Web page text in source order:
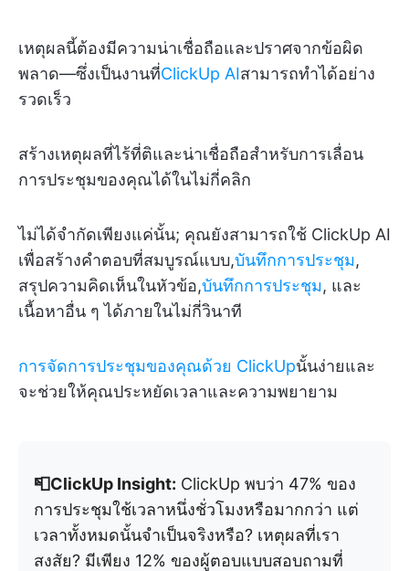
เหตุผลนี้ต้องมีความน่าเชื่อถือและปราศจากข้อผิด
พลาด—ซึ่งเป็นงานที่ClickUp AIสามารถทำได้อย่าง
รวดเร็ว
สร้างเหตุผลที่ไร้ที่ติและน่าเชื่อถือสำหรับการเลื่อน
การประชุมของคุณได้ในไม่กี่คลิก
ไม่ได้จำกัดเพียงแค่นั้น; คุณยังสามารถใช้ ClickUp AI
เพื่อสร้างคำตอบที่สมบูรณ์แบบ,บันทึกการประชุม,
สรุปความคิดเห็นในหัวข้อ,บันทึกการประชุม, และ
เนื้อหาอื่น ๆ ได้ภายในไม่กี่วินาที
การจัดการประชุมของคุณด้วย ClickUpนั้นง่ายและ
จะช่วยให้คุณประหยัดเวลาและความพยายาม
📮ClickUp Insight: ClickUp พบว่า 47% ของ
การประชุมใช้เวลาหนึ่งชั่วโมงหรือมากกว่า แต่
เวลาทั้งหมดนั้นจำเป็นจริงหรือ? เหตุผลที่เรา
สงสัย? มีเพียง 12% ของผู้ตอบแบบสอบถามที่